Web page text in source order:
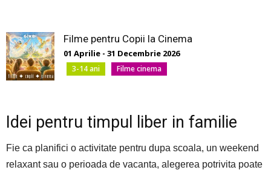
Filme pentru Copii la Cinema
01 Aprilie - 31 Decembrie 2026
3-14 ani Filme cinema
Idei pentru timpul liber in familie
Fie ca planifici o activitate pentru dupa scoala, un weekend
relaxant sau o perioada de vacanta, alegerea potrivita poate